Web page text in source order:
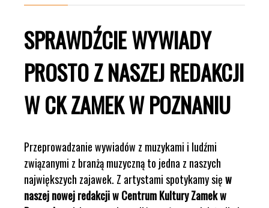
SPRAWDŹCIE WYWIADY
PROSTO Z NASZEJ REDAKCJI
W CK ZAMEK W POZNANIU
Przeprowadzanie wywiadów z muzykami i ludźmi
związanymi z branżą muzyczną to jedna z naszych
największych zajawek. Z artystami spotykamy sięw
naszej nowej redakcji w Centrum Kultury Zamek w